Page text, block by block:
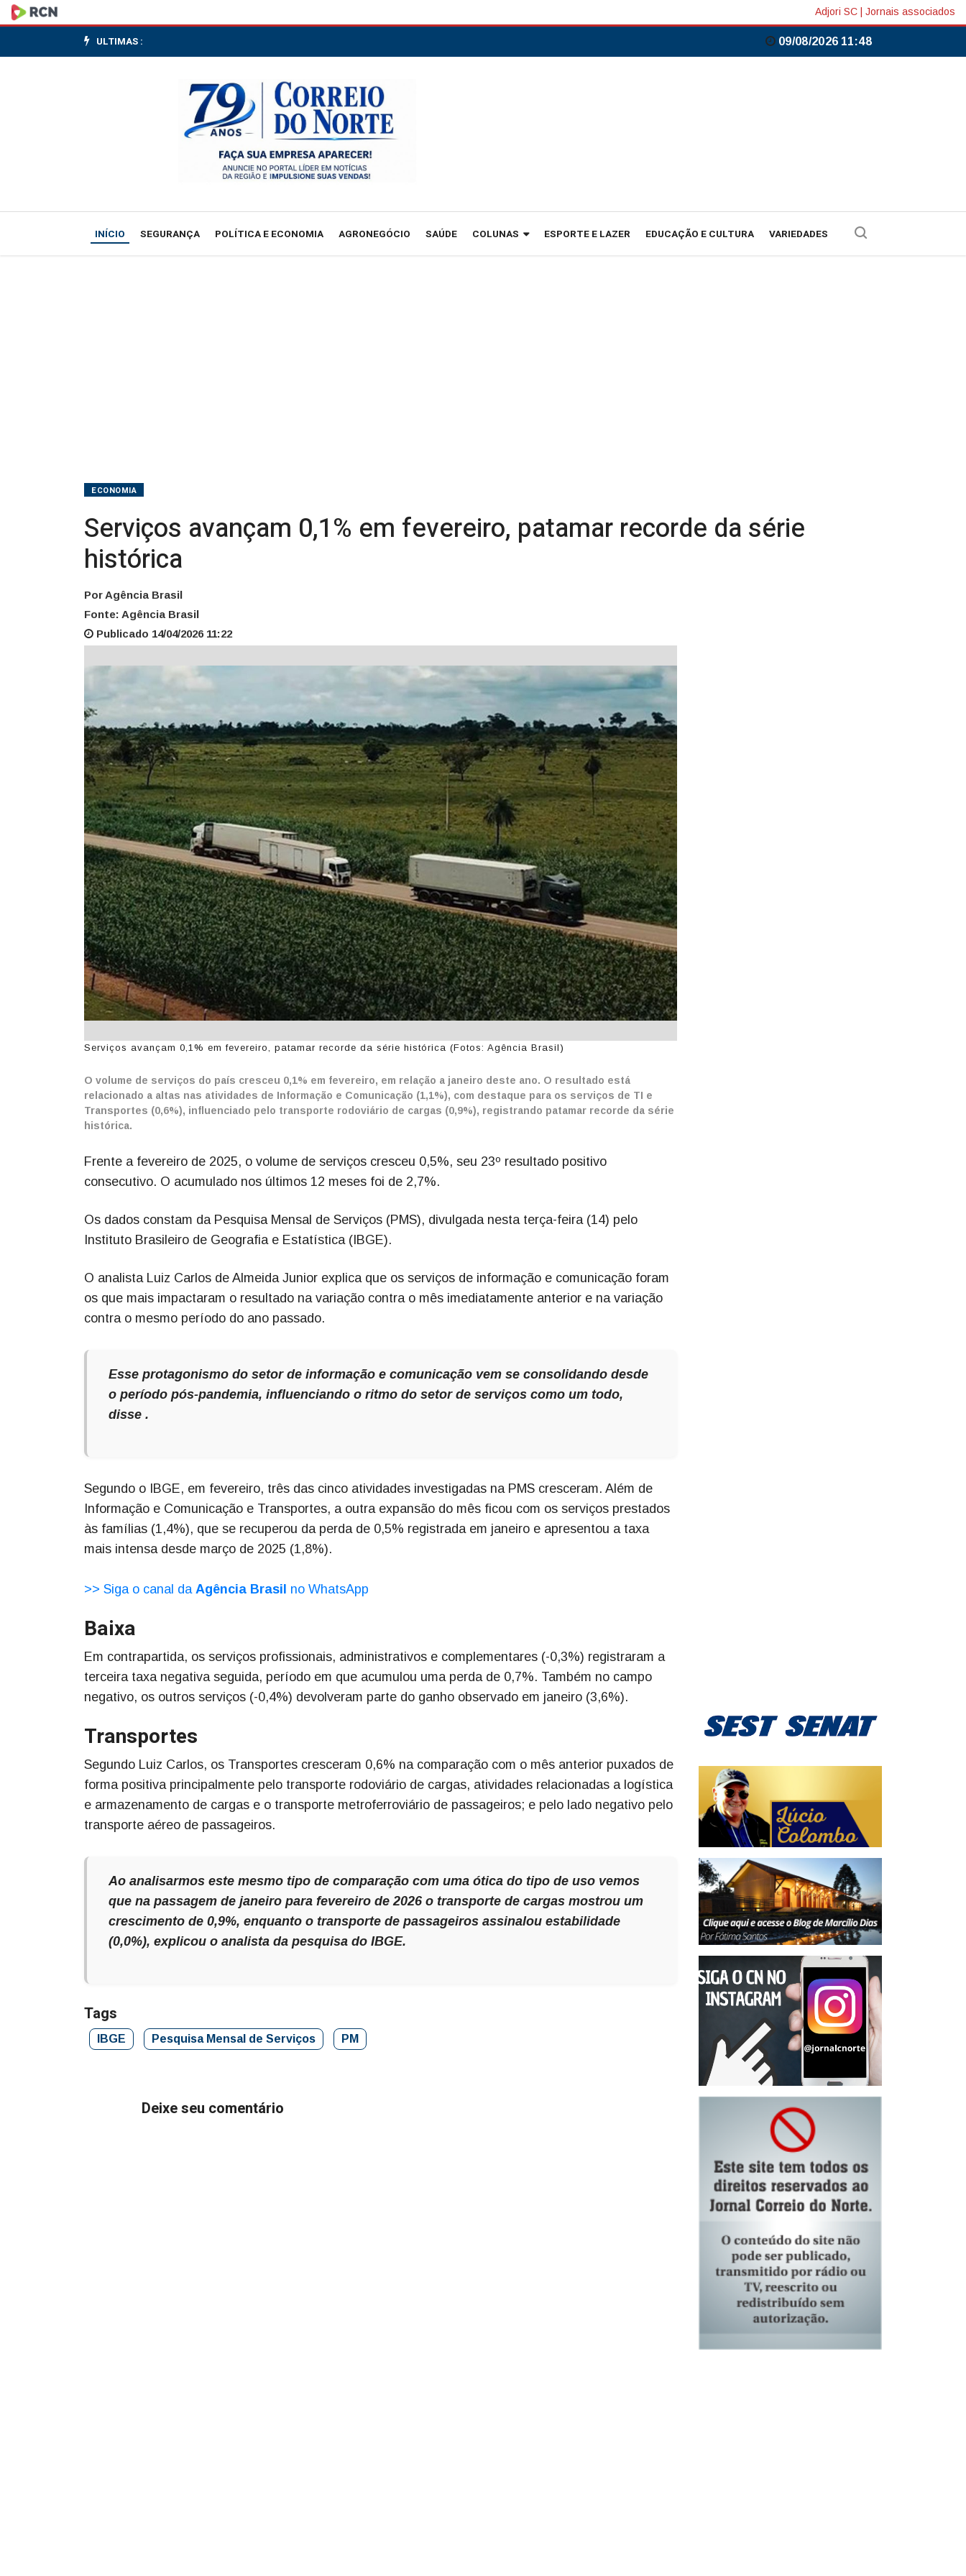
Serviços
avançam
recorde
Adjori SC Jornais associados
ULTIMAS : 09/08/2026 11:48
INÍCIO SEGURANÇA POLÍTICA E ECONOMIA AGRONEGÓCIO SAÚDE COLUNAS ESPORTE E LAZER EDUCAÇÃO E CULTURA VARIEDADES
ECONOMIA
Serviços avançam 0,1% em fevereiro, patamar recorde da série
histórica
Por Agência Brasil
Fonte: Agência Brasil
Publicado 14/04/2026 11:22
Serviços avançam 0,1% em fevereiro, patamar recorde da série histórica (Fotos: Agência Brasil)
O volume de serviços do país cresceu 0,1% em fevereiro, em relação a janeiro deste ano. O resultado está
relacionado a altas nas atividades de Informação e Comunicação (1,1%), com destaque para os serviços de TI e
Transportes (0,6%), influenciado pelo transporte rodoviário de cargas (0,9%), registrando patamar recorde da série
histórica.
Frente a fevereiro de 2025, o volume de serviços cresceu 0,5%, seu 23º resultado positivo
consecutivo. O acumulado nos últimos 12 meses foi de 2,7%.
Os dados constam da Pesquisa Mensal de Serviços (PMS), divulgada nesta terça-feira (14) pelo
Instituto Brasileiro de Geografia e Estatística (IBGE).
O analista Luiz Carlos de Almeida Junior explica que os serviços de informação e comunicação foram
os que mais impactaram o resultado na variação contra o mês imediatamente anterior e na variação
contra o mesmo período do ano passado.
Esse protagonismo do setor de informação e comunicação vem se consolidando desde
o período pós-pandemia, influenciando o ritmo do setor de serviços como um todo,
disse .
Segundo o IBGE, em fevereiro, três das cinco atividades investigadas na PMS cresceram. Além de
Informação e Comunicação e Transportes, a outra expansão do mês ficou com os serviços prestados
às famílias (1,4%), que se recuperou da perda de 0,5% registrada em janeiro e apresentou a taxa
mais intensa desde março de 2025 (1,8%).
>> Siga o canal da Agência Brasil no WhatsApp
Baixa
Em contrapartida, os serviços profissionais, administrativos e complementares (-0,3%) registraram a
terceira taxa negativa seguida, período em que acumulou uma perda de 0,7%. Também no campo
negativo, os outros serviços (-0,4%) devolveram parte do ganho observado em janeiro (3,6%).
Transportes
Segundo Luiz Carlos, os Transportes cresceram 0,6% na comparação com o mês anterior puxados de
forma positiva principalmente pelo transporte rodoviário de cargas, atividades relacionadas a logística
e armazenamento de cargas e o transporte metroferroviário de passageiros; e pelo lado negativo pelo
transporte aéreo de passageiros.
Ao analisarmos este mesmo tipo de comparação com uma ótica do tipo de uso vemos
que na passagem de janeiro para fevereiro de 2026 o transporte de cargas mostrou um
crescimento de 0,9%, enquanto o transporte de passageiros assinalou estabilidade
(0,0%), explicou o analista da pesquisa do IBGE.
Tags
IBGE Pesquisa Mensal de Serviços PM
Deixe seu comentário